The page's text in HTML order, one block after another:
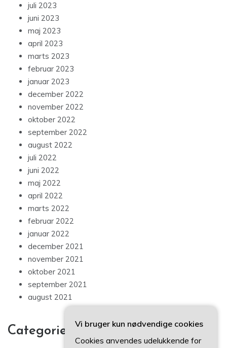
juli 2023
juni 2023
maj 2023
april 2023
marts 2023
februar 2023
januar 2023
december 2022
november 2022
oktober 2022
september 2022
august 2022
juli 2022
juni 2022
maj 2022
april 2022
marts 2022
februar 2022
januar 2022
december 2021
november 2021
oktober 2021
september 2021
august 2021
Categories
Vi bruger kun nødvendige cookies
Cookies anvendes udelukkende for